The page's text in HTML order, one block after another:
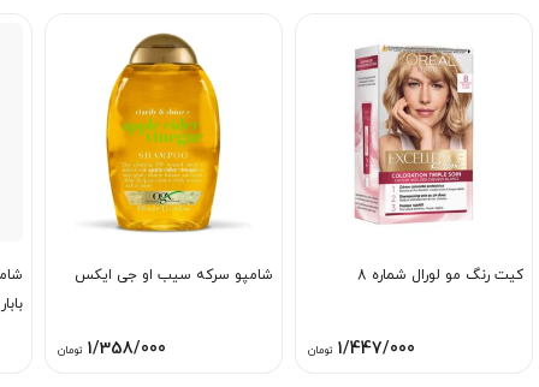
کیت رنگ مو لورال شماره 8
1/447/000 تومان
شامپو سرکه سیب او جی ایکس
1/358/000 تومان